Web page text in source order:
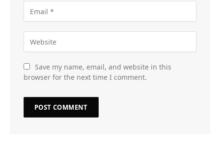
Save my name, email, and website in this
browser for the next time I comment.